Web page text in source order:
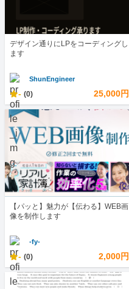
デザイン通りにLPをコーディングし
ます
ShunEngineer
- (0) 25,000円
【パッと】魅力が【伝わる】WEB画
像を制作します
-fy-
- (0) 2,000円